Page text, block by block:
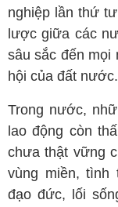
nghiệp lần thứ
lược giữa các
sâu sắc đến mọi
hội của đất nước.
Trong nước,
lao động còn
chưa thật vững
vùng miền, tình
đạo đức, lối